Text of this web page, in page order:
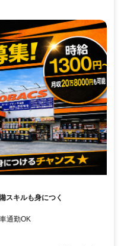
スキルも身につく
通勤OK